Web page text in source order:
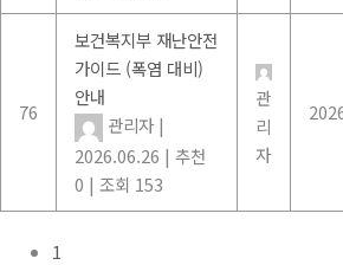
76
보건복지부 재난안전
가이드 (폭염 대비)
안내
관리자 |
2026.06.26 | 추천
0 | 조회 153
관
리
자
1